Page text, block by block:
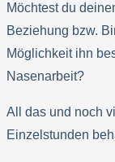
Möchtest du
Beziehung bzw.
Möglichkeit ihn
Nasenarbeit?
All das und noch
Einzelstunden